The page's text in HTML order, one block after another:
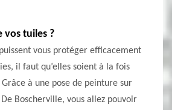
vos tuiles ?
vous protéger efficacement
il faut qu’elles soient à la fois
à une pose de peinture sur
Boscherville, vous allez pouvoir